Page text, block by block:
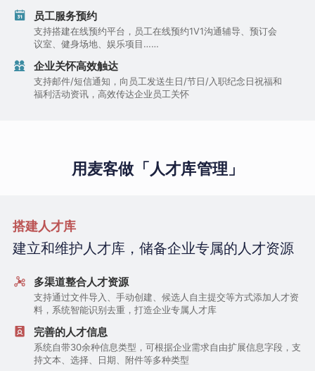
员工服务预约
支持搭建在线预约平台，员工在线预约1V1沟通辅导、预订会
议室、健身场地、娱乐项目……
企业关怀高效触达
支持邮件/短信通知，向员工发送生日/节日/入职纪念日祝福和
福利活动资讯，高效传达企业员工关怀
用麦客做「人才库管理」
搭建人才库
建立和维护人才库，储备企业专属的人才资源
多渠道整合人才资源
支持通过文件导入、手动创建、候选人自主提交等方式添加人才资
料，系统智能识别去重，打造企业专属人才库
完善的人才信息
系统自带30余种信息类型，可根据企业需求自由扩展信息字段，支
持文本、选择、日期、附件等多种类型